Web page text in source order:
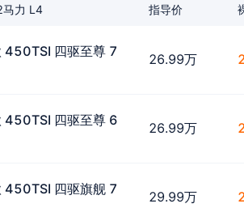
力 L4 指导价
四驱至尊 7
26.99万
四驱至尊 6
26.99万
四驱旗舰 7
29.99万